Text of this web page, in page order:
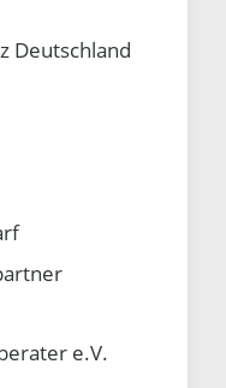
Deutschland
e.V.